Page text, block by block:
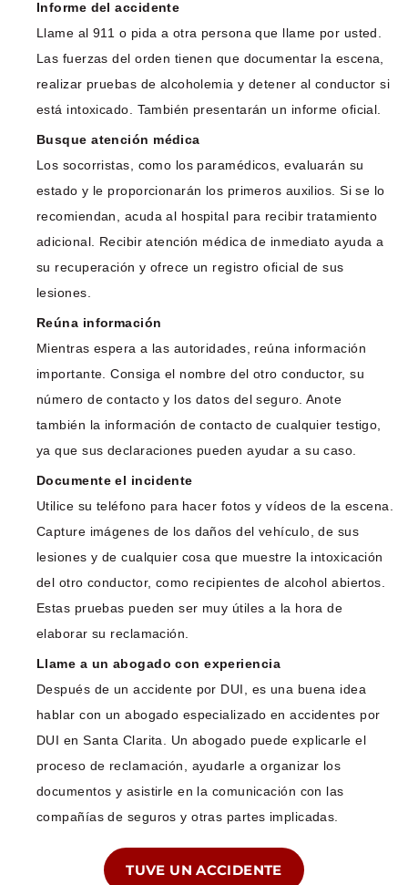
Informe del accidente
Llame al 911 o pida a otra persona que llame por usted.
Las fuerzas del orden tienen que documentar la escena,
realizar pruebas de alcoholemia y detener al conductor si
está intoxicado. También presentarán un informe oficial.
Busque atención médica
Los socorristas, como los paramédicos, evaluarán su
estado y le proporcionarán los primeros auxilios. Si se lo
recomiendan, acuda al hospital para recibir tratamiento
adicional. Recibir atención médica de inmediato ayuda a
su recuperación y ofrece un registro oficial de sus
lesiones.
Reúna información
Mientras espera a las autoridades, reúna información
importante. Consiga el nombre del otro conductor, su
número de contacto y los datos del seguro. Anote
también la información de contacto de cualquier testigo,
ya que sus declaraciones pueden ayudar a su caso.
Documente el incidente
Utilice su teléfono para hacer fotos y vídeos de la escena.
Capture imágenes de los daños del vehículo, de sus
lesiones y de cualquier cosa que muestre la intoxicación
del otro conductor, como recipientes de alcohol abiertos.
Estas pruebas pueden ser muy útiles a la hora de
elaborar su reclamación.
Llame a un abogado con experiencia
Después de un accidente por DUI, es una buena idea
hablar con un abogado especializado en accidentes por
DUI en Santa Clarita. Un abogado puede explicarle el
proceso de reclamación, ayudarle a organizar los
documentos y asistirle en la comunicación con las
compañías de seguros y otras partes implicadas.
TUVE UN ACCIDENTE